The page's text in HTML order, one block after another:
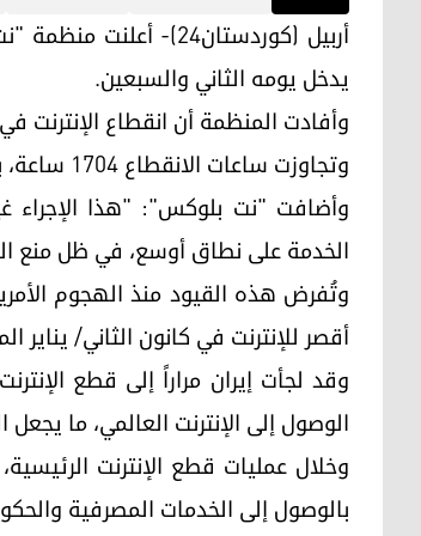
أربيل (كوردستان24)-
يدخل يومه الثاني والسبعين.
وأفادت المنظمة أن انقطاع
وتجاوزت ساعات الانقطاع 1704 ساعة، بحسب المنظمة.
وأضافت "نت بلوكس": "هذا
الخدمة على نطاق أوسع، في ظل منع
أقصر للإنترنت في كانون الثاني/
وقد لجأت إيران مراراً إلى قطع
الوصول إلى الإنترنت العالمي، ما
وخلال عمليات قطع الإنترنت
بالوصول إلى الخدمات المصرفية